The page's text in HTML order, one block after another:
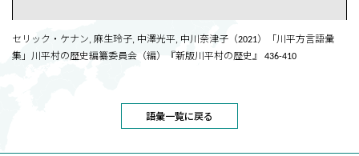
セリック・ケナン, 麻生玲子, 中澤光平, 中川奈津子（2021）「川平方言語彙
集」川平村の歴史編纂委員会（編）『新版川平村の歴史』 436-410
語彙一覧に戻る